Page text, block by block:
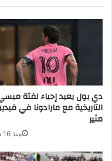
دي بول يعيد إحياء لفتة
التاريخية مع مارادونا في
مثير
منذ 16 دقيقة